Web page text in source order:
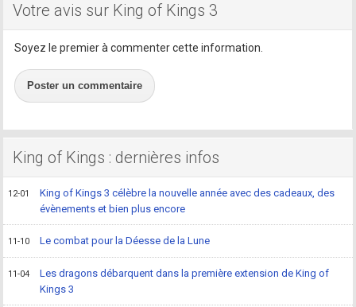
Votre avis sur King of Kings 3
Soyez le premier à commenter cette information.
Poster un commentaire
King of Kings : dernières infos
12-01
King of Kings 3 célèbre la nouvelle année avec des cadeaux, des
évènements et bien plus encore
11-10 Le combat pour la Déesse de la Lune
11-04
Les dragons débarquent dans la première extension de King of
Kings 3